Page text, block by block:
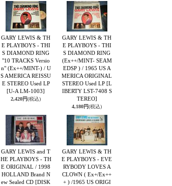
GARY LEWIS & TH
E PLAYBOYS - THI
S DIAMOND RING
"10 TRACKS Versio
n" (Ex++/MINT-) / U
S AMERICA REISSU
E STEREO Used LP
[U-A LM-1003]
2,420円(税込)
GARY LEWIS & TH
E PLAYBOYS - THI
S DIAMOND RING
(Ex++/MINT- SEAM
EDSP ) / 1965 US A
MERICA ORIGINAL
STEREO Used LP [L
IBERTY LST-7408 S
TEREO]
4,180円(税込)
GARY LEWIS and T
HE PLAYBOYS - TH
E ORIGINAL / 1998
HOLLAND Brand N
ew Sealed CD [DISK
GARY LEWIS & TH
E PLAYBOYS - EVE
RYBODY LOVES A
CLOWN ( Ex+/Ex++
+ ) /1965 US ORIGI